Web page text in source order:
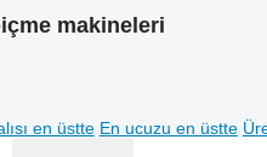
makineleri
en üstte En ucuzu en üstte